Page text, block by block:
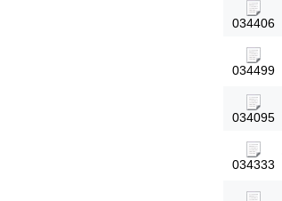
034406
034499
034095
034333